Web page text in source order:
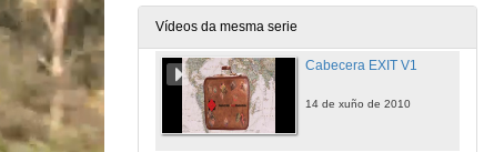
Vídeos da mesma serie
Cabecera EXIT V1
14 de xuño de 2010